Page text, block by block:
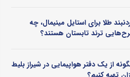
طلا برای استایل مینیمال، چه
ترند تابستان هستند؟
از یک دفتر هواپیمایی در شیراز بلیط